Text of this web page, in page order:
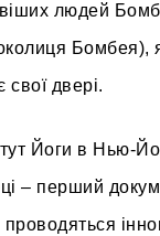
людей
свої двері.
Йоги в Нью-
– перший